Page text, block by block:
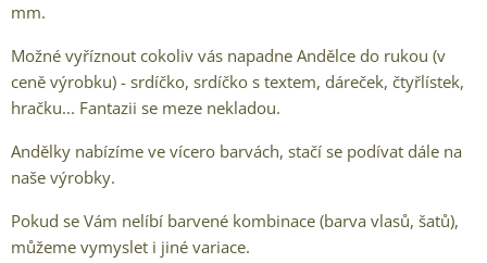
mm.
Možné vyříznout cokoliv vás napadne Andělce do rukou (v
ceně výrobku) - srdíčko, srdíčko s textem, dáreček, čtyřlístek,
hračku... Fantazii se meze nekladou.
Andělky nabízíme ve vícero barvách, stačí se podívat dále na
naše výrobky.
Pokud se Vám nelíbí barvené kombinace (barva vlasů, šatů),
můžeme vymyslet i jiné variace.